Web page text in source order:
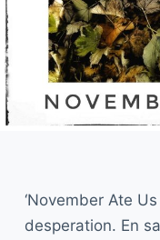
‘November Ate
desperation. En